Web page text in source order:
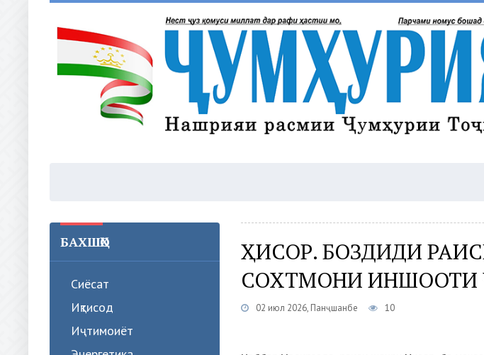
БАХШҲО
Сиёсат
Иқтисод
Иҷтимоиёт
ҲИСОР. БОЗДИДИ
СОХТМОНИ
02 июл 2026, Панҷшанбе 10